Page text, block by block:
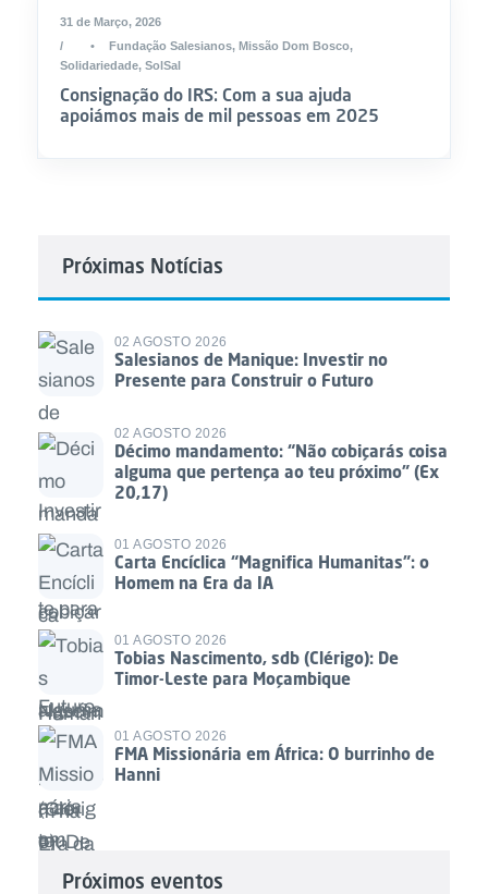
DESTAQUE
31 de Março, 2026
•
Fundação Salesianos, Missão Dom Bosco,
Solidariedade, SolSal
Consignação do IRS: Com a sua ajuda
apoiámos mais de mil pessoas em 2025
Próximas Notícias
02 AGOSTO 2026
Salesianos de Manique: Investir no
Presente para Construir o Futuro
02 AGOSTO 2026
Décimo mandamento: “Não cobiçarás coisa
alguma que pertença ao teu próximo” (Ex
20,17)
01 AGOSTO 2026
Carta Encíclica “Magnifica Humanitas”: o
Homem na Era da IA
01 AGOSTO 2026
Tobias Nascimento, sdb (Clérigo): De
Timor-Leste para Moçambique
01 AGOSTO 2026
FMA Missionária em África: O burrinho de
Hanni
Próximos eventos